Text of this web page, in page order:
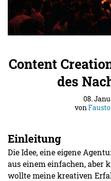
Content
des
08.
von
Einleitung
Die Idee, eine eigene
aus einem einfachen, aber
wollte meine kreativen